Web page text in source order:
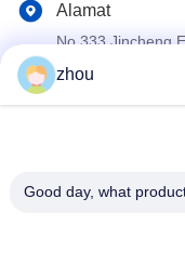
Alamat
No.333 Jincheng
Wuxi Grace
zhou
Good day, what